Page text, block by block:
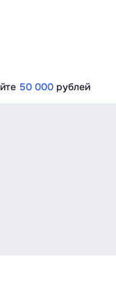
50 000 рублей